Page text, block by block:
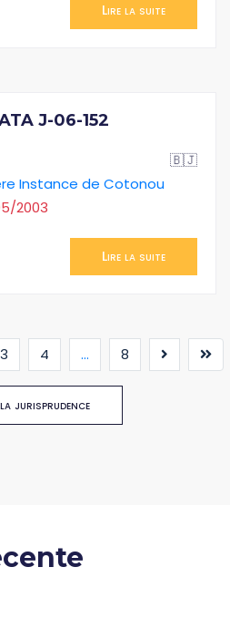
Lire la suite
J-06-152
🇧🇯
Instance de Cotonou
2003
Lire la suite
3 4 ... 8
jurisprudence